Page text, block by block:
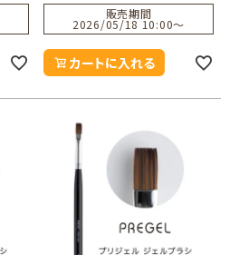
販売期間
2026/05/18 10:00〜
カートに入れる